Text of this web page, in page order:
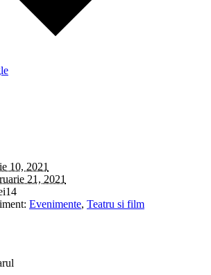
10, 2021
21, 2021
Evenimente, Teatru si film